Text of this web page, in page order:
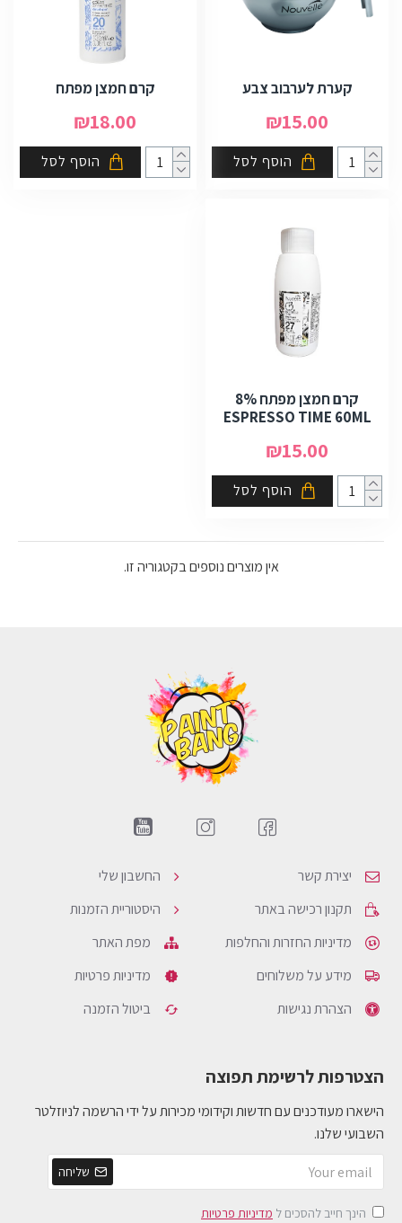
קערת לערבוב צבע
₪15.00
הוסף לסל
קרם חמצן מפתח
₪18.00
הוסף לסל
קרם חמצן מפתח 8%
ESPRESSO TIME 60ML
₪15.00
הוסף לסל
אין מוצרים נוספים בקטגוריה זו.
יצירת קשר
תקנון רכישה באתר
מדיניות החזרות והחלפות
מידע על משלוחים
הצהרת נגישות
החשבון שלי
היסטוריית הזמנות
מפת האתר
מדיניות פרטיות
ביטול הזמנה
הצטרפות לרשימת תפוצה
הישארו מעודכנים עם חדשות וקידומי מכירות על ידי הרשמה לניוזלטר
השבועי שלנו.
שליחה
הינך חייב להסכים ל מדיניות פרטיות